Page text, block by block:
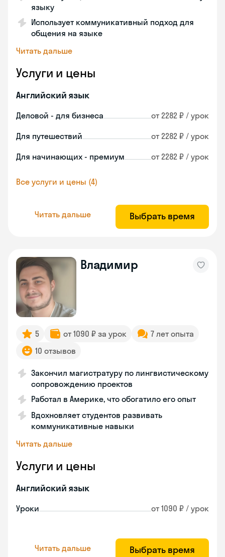
языку
Использует коммуникативный подход для
общения на языке
Читать дальше
Услуги и цены
Английский язык
Деловой - для бизнеса от 2282 ₽ / урок
Для путешествий от 2282 ₽ / урок
Для начинающих - премиум от 2282 ₽ / урок
Все услуги и цены (4)
Читать дальше Выбрать время
Владимир
5 от 1090 ₽ за урок
7 лет опыта
10 отзывов
Закончил магистратуру по лингвистическому
сопровождению проектов
Работал в Америке, что обогатило его опыт
Вдохновляет студентов развивать
коммуникативные навыки
Читать дальше
Услуги и цены
Английский язык
Уроки от 1090 ₽ / урок
Читать дальше Выбрать время